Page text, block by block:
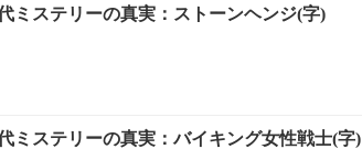
ミステリーの真実：ストーンヘンジ(字)
ミステリーの真実：バイキング女性戦士(字)